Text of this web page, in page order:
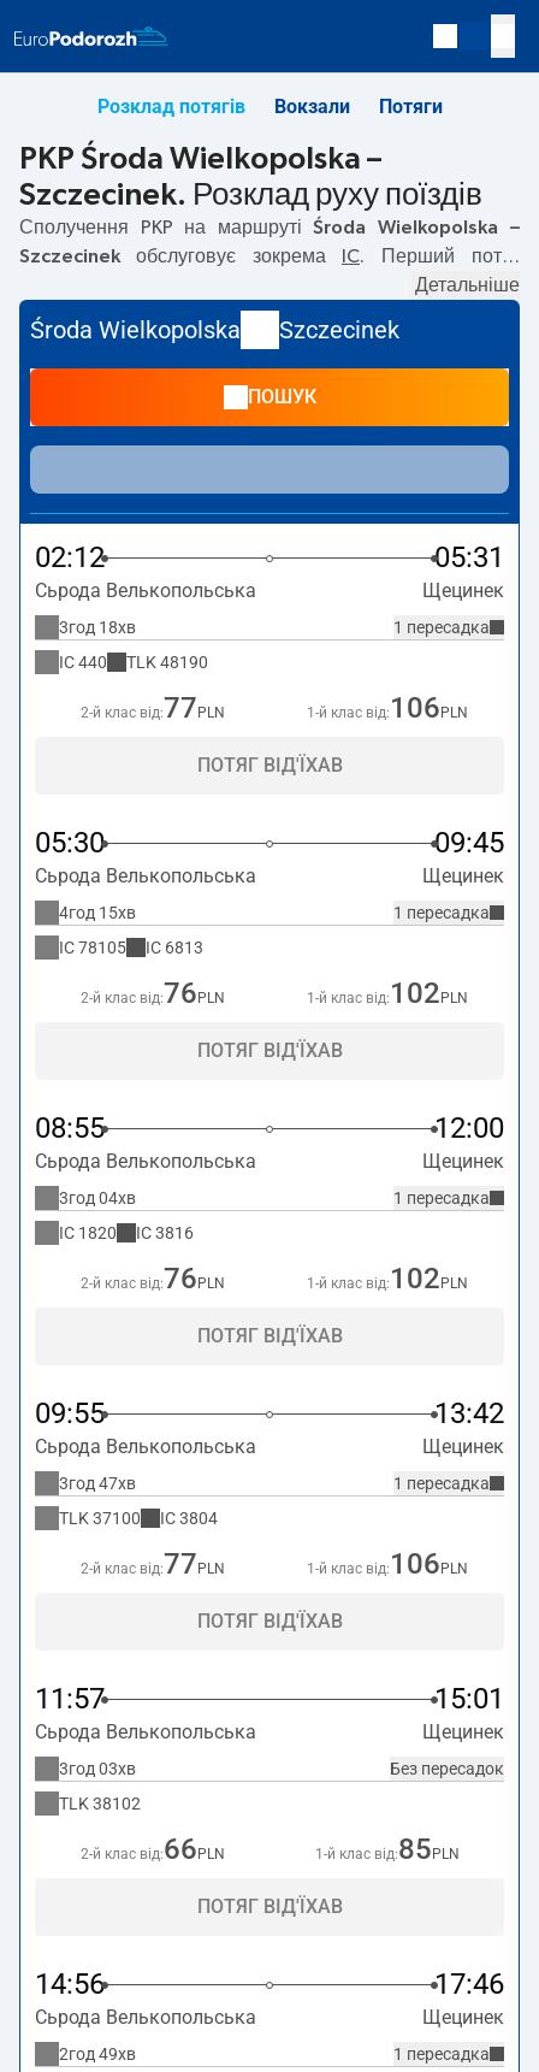
Розклад потягів Вокзали Потяги
PKP Środa Wielkopolska –
Szczecinek. Розклад руху поїздів
Сполучення PKP на маршруті Środa Wielkopolska –
Szczecinek обслуговує зокрема IC. Перший потяг
з вокзалу PKP Środa Wielkopolska.
Останній потяг до Szczecinek вирушає о 16:00. На
маршруті Środa Wielkopolska–Szczecinek
також інші потяги:— пропонують нижчу ціну квитка і
зазвичай довший час подорожі. Потяг завершує
маршрут на станції Szczecinek.
Детальніше
Środa Wielkopolska Szczecinek
ПОШУК
02:12 05:31
Сьрода Велькопольська Щецинек
1 пересадка
3год 18хв
IC440 TLK 48190
2-й клас від:77 PLN 1-й клас від: 106 PLN
ПОТЯГ ВІД'ЇХАВ
05:30 09:45
Сьрода Велькопольська Щецинек
1 пересадка
4год 15хв
IC78105 IC 6813
2-й клас від:76 PLN 1-й клас від: 102 PLN
ПОТЯГ ВІД'ЇХАВ
08:55 12:00
Сьрода Велькопольська Щецинек
1 пересадка
3год 04хв
IC 1820 IC3816
2-й клас від:76 PLN 1-й клас від: 102 PLN
ПОТЯГ ВІД'ЇХАВ
09:55 13:42
Сьрода Велькопольська Щецинек
1 пересадка
3год 47хв
TLK 37100 IC3804
2-й клас від:77 PLN 1-й клас від: 106 PLN
ПОТЯГ ВІД'ЇХАВ
11:57 15:01
Сьрода Велькопольська Щецинек
Без пересадок
3год 03хв
TLK 38102
2-й клас від:66 PLN 1-й клас від:85 PLN
ПОТЯГ ВІД'ЇХАВ
14:56 17:46
Сьрода Велькопольська Щецинек
1 пересадка
2год 49хв